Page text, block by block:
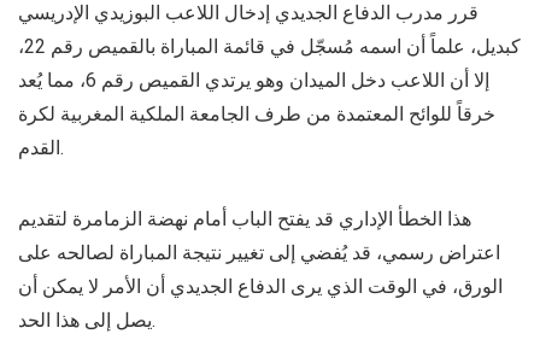
قرر مدرب الدفاع الجديدي إدخال اللاعب البوزيدي الإدريسي
كبديل، علماً أن اسمه مُسجّل في قائمة المباراة بالقميص رقم 22،
إلا أن اللاعب دخل الميدان وهو يرتدي القميص رقم 6، مما يُعد
خرقاً للوائح المعتمدة من طرف الجامعة الملكية المغربية لكرة
القدم.
هذا الخطأ الإداري قد يفتح الباب أمام نهضة الزمامرة لتقديم
اعتراض رسمي، قد يُفضي إلى تغيير نتيجة المباراة لصالحه على
الورق، في الوقت الذي يرى الدفاع الجديدي أن الأمر لا يمكن أن
يصل إلى هذا الحد.